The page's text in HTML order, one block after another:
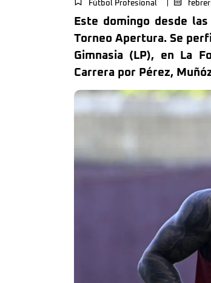
Fútbol Profesional
Este domingo desde
Torneo Apertura. Se
Gimnasia (LP), en La
Carrera por Pérez,